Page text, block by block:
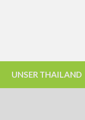
UNSER THAILAND